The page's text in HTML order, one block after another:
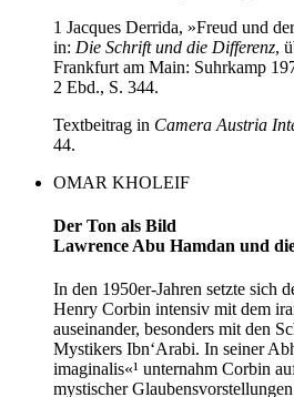
1 Jacques Derrida, »Freud und
in: Die Schrift und die Differenz,
Frankfurt am Main: Suhrkamp
2 Ebd., S. 344.
Textbeitrag in Camera Austria
44.
OMAR KHOLEIF
Der Ton als Bild
Lawrence Abu Hamdan und
In den 1950er-Jahren setzte sich
Henry Corbin intensiv mit dem
auseinander, besonders mit den
Mystikers Ibn‘Arabi. In seiner
imaginalis«¹ unternahm Corbin
mystischer